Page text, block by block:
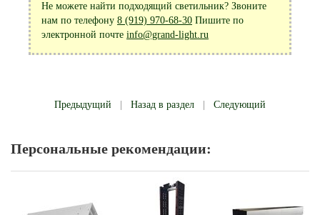
Не можете найти подходящий светильник? Звоните
нам по телефону 8 (919) 970-68-30 Пишите по
электронной почте info@grand-light.ru
Предыдущий Назад в раздел Следующий
Персональные рекомендации: